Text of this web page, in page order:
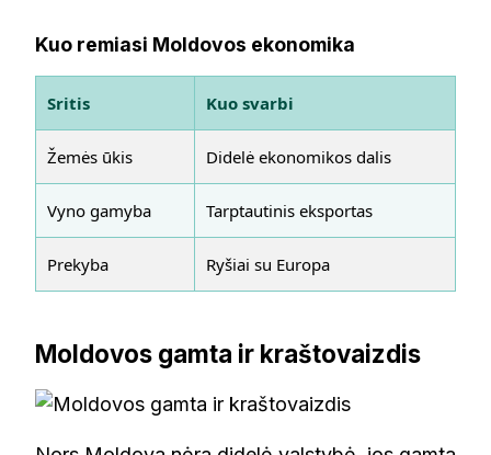
Kuo remiasi Moldovos ekonomika
Sritis Kuo svarbi
Žemės ūkis Didelė ekonomikos dalis
Vyno gamyba Tarptautinis eksportas
Prekyba Ryšiai su Europa
Moldovos gamta ir kraštovaizdis